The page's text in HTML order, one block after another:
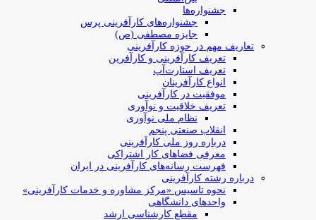
جشنواره‌ها
جشنواره‌های کارآفرینی‌ پرس
جایزه مصطفی (ص)
تعاریف مهم در حوزه کارآفرینی
تعریف کارآفرینی و کارآفرین
تعریف استارت‌آپ
انواع کارآفرینان
موفقیت در کارآفرینی
تعریف خلاقیت و نوآوری
نظام ملی نوآوری
انقلاب صنعتی پنجم
درباره روز ملی کارآفرینی
معرفی فضاهای کار اشتراکی
فهرست رسانه‌های کارآفرینی در ایران
درباره رشته کارآفرینی
نحوه تاسیس «مرکز مشاوره و خدمات کارآفرینی»
واحدهای دانشگاهی
مقطع کارشناسی ارشد